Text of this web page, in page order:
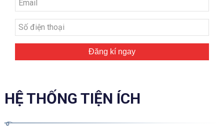
Đăng kí ngay
HỆ THỐNG TIỆN ÍCH